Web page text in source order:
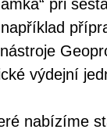
při
výdejní
nabízíme